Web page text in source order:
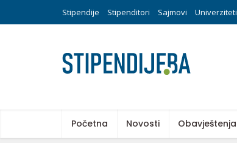
Stipendije Stipenditori Sajmovi Univerziteti
Početna Novosti Obavještenja